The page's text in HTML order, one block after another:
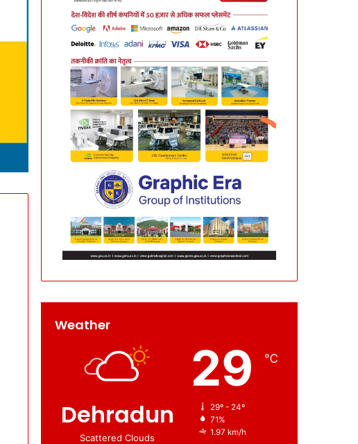
Weather
Dehradun
Scattered Clouds
29 ℃
29º - 24º
71%
1.97 km/h